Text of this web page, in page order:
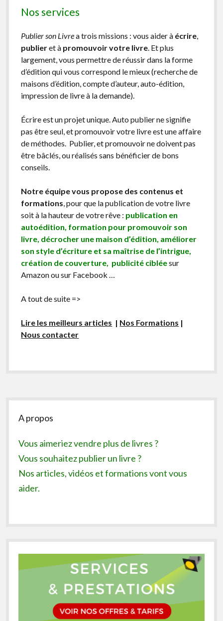
Nos services
Publier son Livrea trois missions : vous aider à écrire,
publieret à promouvoir votre livre. Et plus
largement, vous permettre de réussir dans la forme
d’édition qui vous correspond le mieux (recherche de
maisons d’édition, compte d’auteur, auto-édition,
impression de livre à la demande).
Écrire est un projet unique. Auto publier ne signifie
pas être seul, et promouvoir votre livre est une affaire
de méthodes. Publier, et promouvoir ne doivent pas
être bâclés, ou réalisés sans bénéficier de bons
conseils.
Notre équipe vous propose des contenus et
formations, pour que la publication de votre livre
soit à la hauteur de votre rêve : publication en
autoédition, formation pour promouvoir son
livre, décrocher une maison d’édition, améliorer
son style d’écriture et sa maîtrise de l’intrigue,
création de couverture, publicité cibléesur
Amazon ou sur Facebook …
A tout de suite =>
Lire les meilleurs articles | Nos Formations |
Nous contacter
Sidebar
A propos
Vous aimeriez vendre plus de livres ?
Vous souhaitez publier un livre ?
Nos articles, vidéos et formations vont vous
aider.